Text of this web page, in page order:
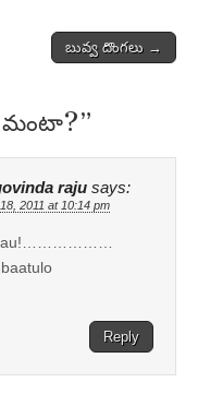
బువ్వ దొంగలు →
”
raju says:
2011 at 10:14 pm
Reply